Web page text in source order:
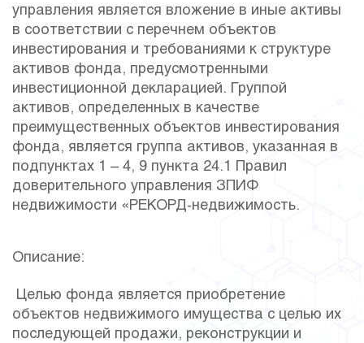
управления является вложение в иные активы
в соответствии с перечнем объектов
инвестирования и требованиями к структуре
активов фонда, предусмотренными
инвестиционной декларацией. Группой
активов, определенных в качестве
преимущественных объектов инвестирования
фонда, является группа активов, указанная в
подпунктах 1 – 4, 9 пункта 24.1 Правил
доверительного управления ЗПИФ
недвижимости «РЕКОРД-недвижимость.
Описание:
Целью фонда является приобретение
объектов недвижимого имущества с целью их
последующей продажи, реконструкции и